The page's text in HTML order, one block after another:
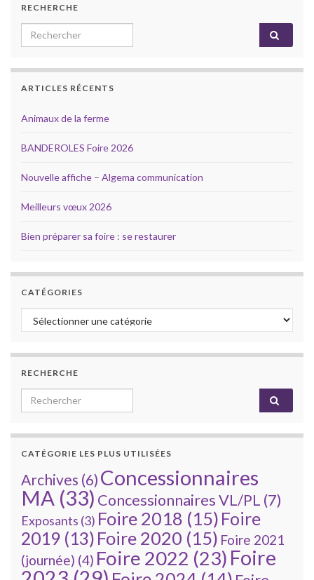
RECHERCHE
Search for:
ARTICLES RÉCENTS
Animaux de la ferme
BANDEROLES Foire 2026
Nouvelle affiche – Algema communication
Meilleurs vœux 2026
Bien préparer sa foire : se restaurer
CATÉGORIES
Catégories
RECHERCHE
Search for:
CATÉGORIE LES PLUS UTILISÉES
Archives (6) Concessionnaires
MA (33) Concessionnaires VL/PL (7)
Exposants (3) Foire 2018 (15) Foire
2019 (13) Foire 2020 (15) Foire 2021
(journée) (4) Foire 2022 (23) Foire